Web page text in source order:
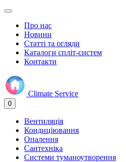
Про нас
Новини
Статті та огляди
Каталоги спліт-систем
Контакти
Climate Service
0
Вентиляція
Кондиціювання
Опалення
Сантехніка
Системи туманоутворення